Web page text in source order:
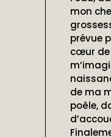
mon
prévue
cœur de
de ma
poêle,